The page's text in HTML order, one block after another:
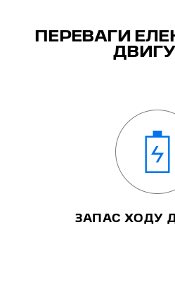
ПЕРЕВАГИ
ЗАПАС ХОДУ